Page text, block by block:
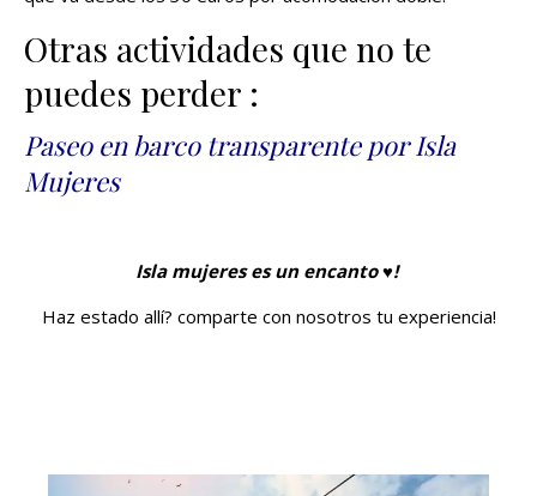
Otras actividades que no te
puedes perder :
Paseo en barco transparente por Isla
Mujeres
Isla mujeres es un encanto ♥!
Haz estado allí? comparte con nosotros tu experiencia!